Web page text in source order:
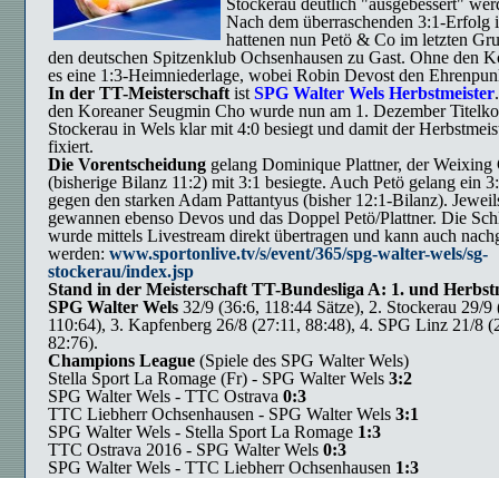
Stockerau deutlich "ausgebessert"
Nach dem überraschenden 3:1-Erfolg
hattenen nun Petö & Co im letzten
den deutschen Spitzenklub Ochsenhausen zu Gast. Ohne den
es eine 1:3-Heimniederlage, wobei Robin Devost den
In der TT-Meisterschaft ist SPG Walter Wels Herbstmeister
den Koreaner Seugmin Cho wurde nun am 1. Dezember
Stockerau in Wels klar mit 4:0 besiegt und damit der
fixiert.
Die Vorentscheidung gelang Dominique Plattner, der Weixing
(bisherige Bilanz 11:2) mit 3:1 besiegte. Auch Petö gelang ein
gegen den starken Adam Pattantyus (bisher 12:1-Bilanz).
gewannen ebenso Devos und das Doppel Petö/Plattner. Die
wurde mittels Livestream direkt übertragen und kann auch
werden: www.sportonlive.tv/s/event/365/spg-walter-wels/sg-
stockerau/index.jsp
Stand in der Meisterschaft TT-Bundesliga A: 1. und
SPG Walter Wels 32/9 (36:6, 118:44 Sätze), 2. Stockerau 29/9
110:64), 3. Kapfenberg 26/8 (27:11, 88:48), 4. SPG Linz 21/8
82:76).
Champions League (Spiele des SPG Walter Wels)
Stella Sport La Romage (Fr) - SPG Walter Wels 3:2
SPG Walter Wels - TTC Ostrava 0:3
TTC Liebherr Ochsenhausen - SPG Walter Wels 3:1
SPG Walter Wels - Stella Sport La Romage 1:3
TTC Ostrava 2016 - SPG Walter Wels 0:3
SPG Walter Wels - TTC Liebherr Ochsenhausen 1:3